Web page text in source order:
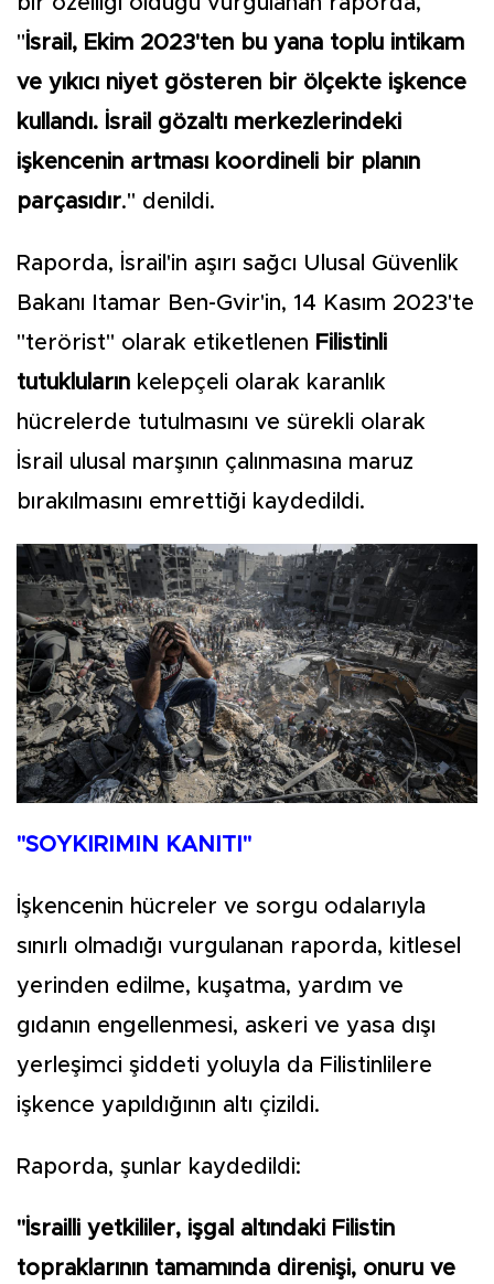
" İsrail, Ekim 2023'ten bu yana toplu intikam
ve yıkıcı niyet gösteren bir ölçekte işkence
kullandı. İsrail gözaltı merkezlerindeki
işkencenin artması koordineli bir planın
parçasıdır." denildi.
Raporda, İsrail'in aşırı sağcı Ulusal Güvenlik
Bakanı Itamar Ben-Gvir'in, 14 Kasım 2023'te
"terörist" olarak etiketlenen Filistinli
tutukluların kelepçeli olarak karanlık
hücrelerde tutulmasını ve sürekli olarak
İsrail ulusal marşının çalınmasına maruz
bırakılmasını emrettiği kaydedildi.
"SOYKIRIMIN KANITI"
İşkencenin hücreler ve sorgu odalarıyla
sınırlı olmadığı vurgulanan raporda, kitlesel
yerinden edilme, kuşatma, yardım ve
gıdanın engellenmesi, askeri ve yasa dışı
yerleşimci şiddeti yoluyla da Filistinlilere
işkence yapıldığının altı çizildi.
Raporda, şunlar kaydedildi:
"İsrailli yetkililer, işgal altındaki Filistin
topraklarının tamamında direnişi, onuru ve